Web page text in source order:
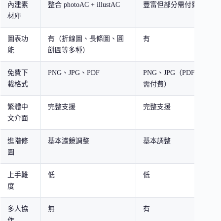
內建素
材庫
整合 photoAC + illustAC 豐富但部分需付費
圖表功
能
有（折線圖、長條圖、圓
餅圖等多種）
有
免費下
載格式
PNG、JPG、PDF
PNG、JPG（PDF
需付費）
繁體中
文介面
完整支援 完整支援
進階修
圖
基本濾鏡調整 基本調整
上手難
度
低 低
多人協
無 有